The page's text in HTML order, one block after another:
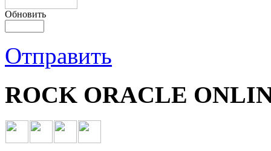
Обновить
Отправить
ROCK ORACLE